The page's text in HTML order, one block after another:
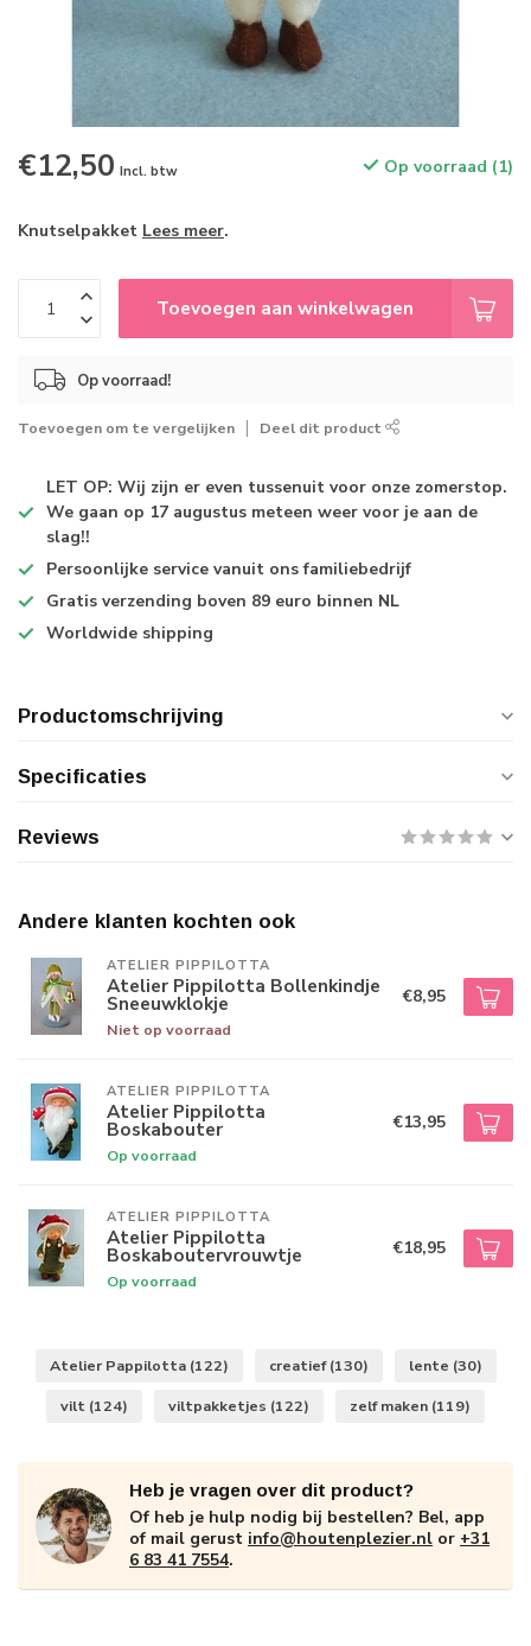
€12,50 Incl. btw Op voorraad (1)
Knutselpakket Lees meer.
Toevoegen aan winkelwagen
Op voorraad!
Toevoegen om te vergelijken Deel dit product
LET OP: Wij zijn er even tussenuit voor onze zomerstop.
We gaan op 17 augustus meteen weer voor je aan de
slag!!
Persoonlijke service vanuit ons familiebedrijf
Gratis verzending boven 89 euro binnen NL
Worldwide shipping
Productomschrijving
Specificaties
Reviews
Andere klanten kochten ook
ATELIER PIPPILOTTA
Atelier Pippilotta Bollenkindje
Sneeuwklokje
Niet op voorraad
€8,95
ATELIER PIPPILOTTA
Atelier Pippilotta
Boskabouter
Op voorraad
€13,95
ATELIER PIPPILOTTA
Atelier Pippilotta
Boskaboutervrouwtje
Op voorraad
€18,95
Atelier Pappilotta (122) creatief(130) lente (30)
vilt (124) viltpakketjes (122) zelf maken (119)
Heb je vragen over dit product?
Of heb je hulp nodig bij bestellen? Bel, app
of mail gerust info@houtenplezier.nl or +31
6 83 41 7554.